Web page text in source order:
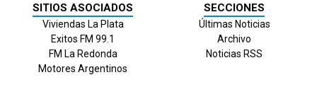
SITIOS ASOCIADOS
Viviendas La Plata
Exitos FM 99.1
FM La Redonda
Motores Argentinos
SECCIONES
Últimas Noticias
Archivo
Noticias RSS